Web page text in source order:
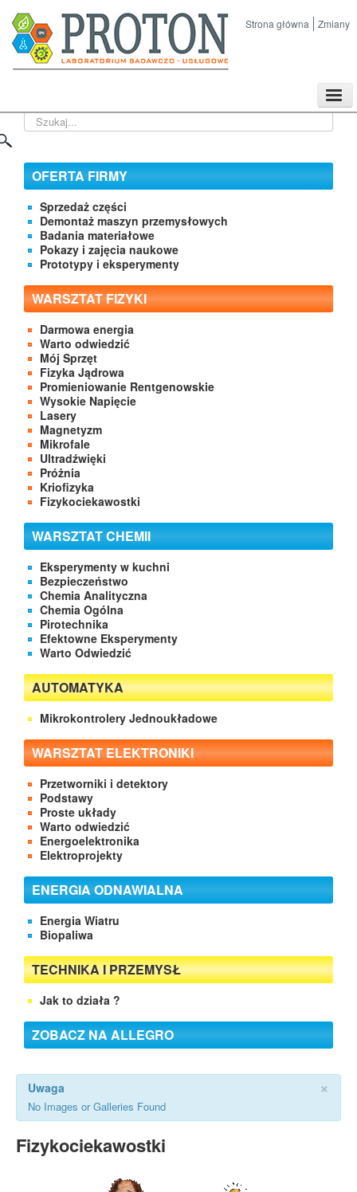
Strona główna Zmiany
Kontakt
Szukaj...
OFERTA FIRMY
Sprzedaż części
Demontaż maszyn przemysłowych
Badania materiałowe
Pokazy i zajęcia naukowe
Prototypy i eksperymenty
WARSZTAT FIZYKI
Darmowa energia
Warto odwiedzić
Mój Sprzęt
Fizyka Jądrowa
Promieniowanie Rentgenowskie
Wysokie Napięcie
Lasery
Magnetyzm
Mikrofale
Ultradźwięki
Próżnia
Kriofizyka
Fizykociekawostki
WARSZTAT CHEMII
Eksperymenty w kuchni
Bezpieczeństwo
Chemia Analityczna
Chemia Ogólna
Pirotechnika
Efektowne Eksperymenty
Warto Odwiedzić
AUTOMATYKA
Mikrokontrolery Jednoukładowe
WARSZTAT ELEKTRONIKI
Przetworniki i detektory
Podstawy
Proste układy
Warto odwiedzić
Energoelektronika
Elektroprojekty
ENERGIA ODNAWIALNA
Energia Wiatru
Biopaliwa
TECHNIKA I PRZEMYSŁ
Jak to działa ?
ZOBACZ NA ALLEGRO
×
Uwaga
No Images or Galleries Found
Fizykociekawostki